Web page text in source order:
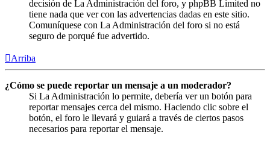
decisión de La Administración del foro, y phpBB Limited no
tiene nada que ver con las advertencias dadas en este sitio.
Comuníquese con La Administración del foro si no está
seguro de porqué fue advertido.
Arriba
¿Cómo se puede reportar un mensaje a un moderador?
Si La Administración lo permite, debería ver un botón para
reportar mensajes cerca del mismo. Haciendo clic sobre el
botón, el foro le llevará y guiará a través de ciertos pasos
necesarios para reportar el mensaje.